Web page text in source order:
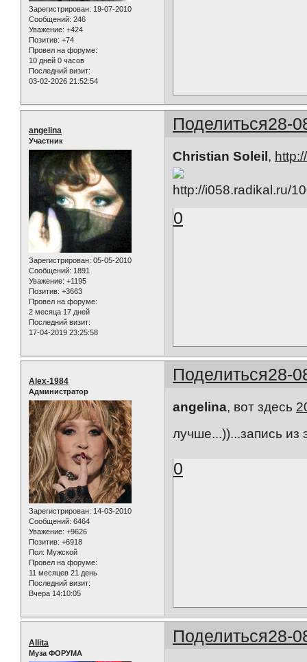
Зарегистрирован: 19-07-2010
Сообщений: 246
Уважение: +424
Позитив: +74
Провел на форуме:
10 дней 0 часов
Последний визит:
03-02-2026 21:52:54
Поделиться28-
angelina
Участник
Зарегистрирован: 05-05-2010
Сообщений: 1891
Уважение: +1195
Позитив: +3663
Провел на форуме:
2 месяца 17 дней
Последний визит:
17-04-2019 23:25:58
Christian Soleil,
0
Поделиться28-
Alex-1984
Администратор
Зарегистрирован: 14-03-2010
Сообщений: 6464
Уважение: +9626
Позитив: +6918
Пол: Мужской
Провел на форуме:
11 месяцев 21 день
Последний визит:
Вчера 14:10:05
angelina, вот здесь
лучше...))...запись
0
Поделиться28-
Allita
Муза ФОРУМА